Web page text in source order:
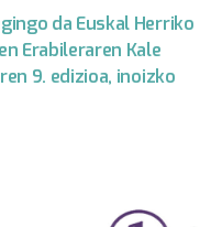
da Euskal Herriko
Erabileraren Kale
9. edizioa, inoizko